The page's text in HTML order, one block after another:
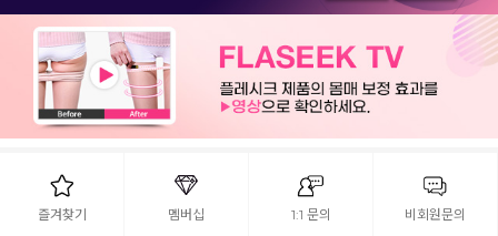
즐겨찾기 멤버십 1:1 문의 비회원문의